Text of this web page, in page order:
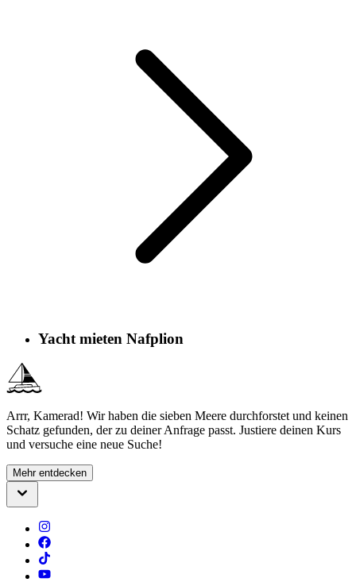
Yacht mieten Nafplion
Arrr, Kamerad! Wir haben die sieben Meere durchforstet und keinen
Schatz gefunden, der zu deiner Anfrage passt. Justiere deinen Kurs
und versuche eine neue Suche!
Mehr entdecken